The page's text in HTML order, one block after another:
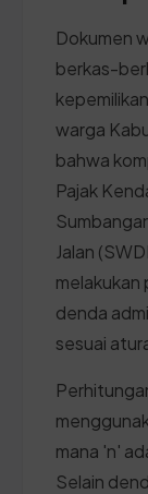
Dokumen
berkas-
warga
bahwa
Pajak
Jalan
melakukan
denda
sesuai
mana 'n'
Selain